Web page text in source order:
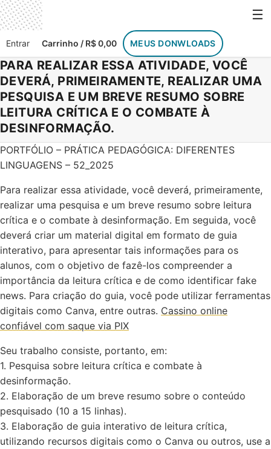
Skip
to
content
☰
Entrar Carrinho / R$ 0,00 MEUS DONWLOADS
PARA REALIZAR ESSA ATIVIDADE, VOCÊ
DEVERÁ, PRIMEIRAMENTE, REALIZAR UMA
PESQUISA E UM BREVE RESUMO SOBRE
LEITURA CRÍTICA E O COMBATE À
DESINFORMAÇÃO.
PORTFÓLIO – PRÁTICA PEDAGÓGICA: DIFERENTES
LINGUAGENS – 52_2025
Para realizar essa atividade, você deverá, primeiramente,
realizar uma pesquisa e um breve resumo sobre leitura
crítica e o combate à desinformação. Em seguida, você
deverá criar um material digital em formato de guia
interativo, para apresentar tais informações para os
alunos, com o objetivo de fazê-los compreender a
importância da leitura crítica e de como identificar fake
news. Para criação do guia, você pode utilizar ferramentas
digitais como Canva, entre outras. Cassino online
confiável com saque via PIX
Seu trabalho consiste, portanto, em:
1. Pesquisa sobre leitura crítica e combate à
desinformação.
2. Elaboração de um breve resumo sobre o conteúdo
pesquisado (10 a 15 linhas).
3. Elaboração de guia interativo de leitura crítica,
utilizando recursos digitais como o Canva ou outros, use a